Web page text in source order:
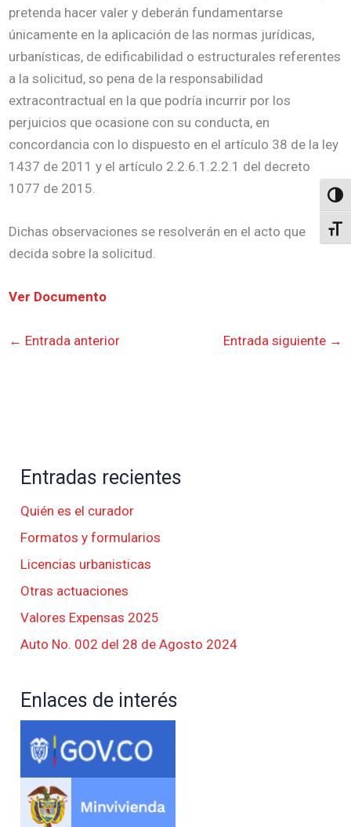
pretenda hacer valer y deberán fundamentarse
únicamente en la aplicación de las normas jurídicas,
urbanísticas, de edificabilidad o estructurales referentes
a la solicitud, so pena de la responsabilidad
extracontractual en la que podría incurrir por los
perjuicios que ocasione con su conducta, en
concordancia con lo dispuesto en el artículo 38 de la ley
1437 de 2011 y el artículo 2.2.6.1.2.2.1 del decreto
1077 de 2015.
Dichas observaciones se resolverán en el acto que
decida sobre la solicitud.
Ver Documento
← Entrada anterior Entrada siguiente →
Entradas recientes
Quién es el curador
Formatos y formularios
Licencias urbanisticas
Otras actuaciones
Valores Expensas 2025
Auto No. 002 del 28 de Agosto 2024
Enlaces de interés